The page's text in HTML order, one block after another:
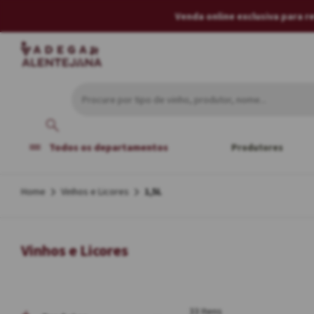
Venda online exclusiva para
Todos os departamentos Produtores
Vinhos e Licores 1,5L
Vinhos e Licores
33 Itens